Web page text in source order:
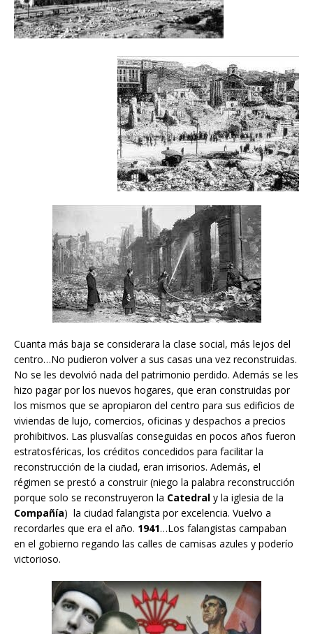
Cuanta más baja se considerara la clase social, más lejos del
centro…No pudieron volver a sus casas una vez reconstruidas.
No se les devolvió nada del patrimonio perdido. Además se les
hizo pagar por los nuevos hogares, que eran construidas por
los mismos que se apropiaron del centro para sus edificios de
viviendas de lujo, comercios, oficinas y despachos a precios
prohibitivos. Las plusvalías conseguidas en pocos años fueron
estratosféricas, los créditos concedidos para facilitar la
reconstrucción de la ciudad, eran irrisorios. Además, el
régimen se prestó a construir (niego la palabra reconstrucción
porque solo se reconstruyeron la Catedral y la iglesia de la
Compañía) la ciudad falangista por excelencia. Vuelvo a
recordarles que era el año. 1941…Los falangistas campaban
en el gobierno regando las calles de camisas azules y poderío
victorioso.